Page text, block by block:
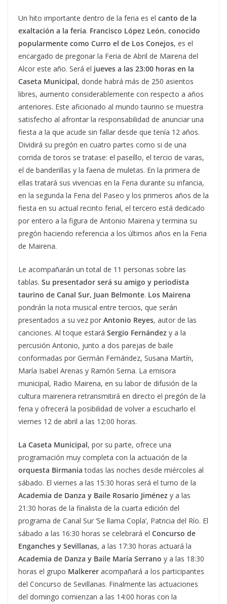
Un hito importante dentro de la feria es el canto de la
exaltación a la feria. Francisco López León, conocido
popularmente como Curro el de Los Conejos, es el
encargado de pregonar la Feria de Abril de Mairena del
Alcor este año. Será el jueves a las 23:00 horas en la
Caseta Municipal, donde habrá más de 250 asientos
libres, aumento considerablemente con respecto a años
anteriores. Este aficionado al mundo taurino se muestra
satisfecho al afrontar la responsabilidad de anunciar una
fiesta a la que acude sin fallar desde que tenía 12 años.
Dividirá su pregón en cuatro partes como si de una
corrida de toros se tratase: el paseíllo, el tercio de varas,
el de banderillas y la faena de muletas. En la primera de
ellas tratará sus vivencias en la Feria durante su infancia,
en la segunda la Feria del Paseo y los primeros años de la
fiesta en su actual recinto ferial, el tercero está dedicado
por entero a la figura de Antonio Mairena y termina su
pregón haciendo referencia a los últimos años en la Feria
de Mairena.
Le acompañarán un total de 11 personas sobre las
tablas. Su presentador será su amigo y periodista
taurino de Canal Sur, Juan Belmonte. Los Mairena
pondrán la nota musical entre tercios, que serán
presentados a su vez por Antonio Reyes, autor de las
canciones. Al toque estará Sergio Fernández y a la
percusión Antonio, junto a dos parejas de baile
conformadas por Germán Fernández, Susana Martín,
María Isabel Arenas y Ramón Serna. La emisora
municipal, Radio Mairena, en su labor de difusión de la
cultura mairenera retransmitirá en directo el pregón de la
feria y ofrecerá la posibilidad de volver a escucharlo el
viernes 12 de abril a las 12:00 horas.
La Caseta Municipal, por su parte, ofrece una
programación muy completa con la actuación de la
orquesta Birmania todas las noches desde miércoles al
sábado. El viernes a las 15:30 horas será el turno de la
Academia de Danza y Baile Rosario Jiménez y a las
21:30 horas de la finalista de la cuarta edición del
programa de Canal Sur ‘Se llama Copla’, Patricia del Río. El
sábado a las 16:30 horas se celebrará el Concurso de
Enganches y Sevillanas, a las 17:30 horas actuará la
Academia de Danza y Baile María Serrano y a las 18:30
horas el grupo Malkerer acompañará a los participantes
del Concurso de Sevillanas. Finalmente las actuaciones
del domingo comienzan a las 14:00 horas con la